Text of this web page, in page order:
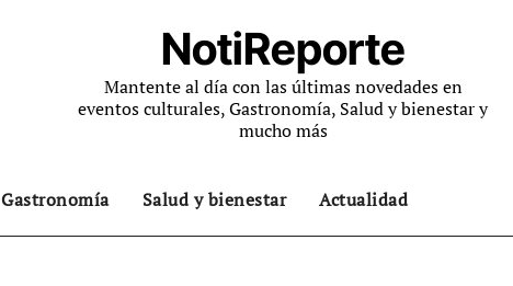
NotiReporte
Mantente al día con las últimas novedades en
eventos culturales, Gastronomía, Salud y bienestar y
mucho más
Gastronomía Salud y bienestar Actualidad